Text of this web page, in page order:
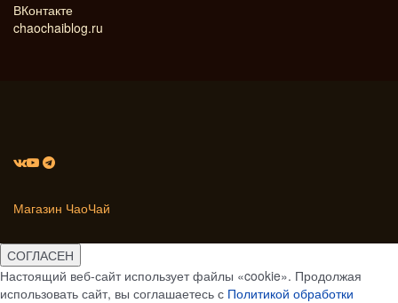
ВКонтакте
chaochaiblog.ru
Магазин ЧаоЧай
СОГЛАСЕН
Настоящий веб-сайт использует файлы «cookie». Продолжая
использовать сайт, вы соглашаетесь с Политикой обработки